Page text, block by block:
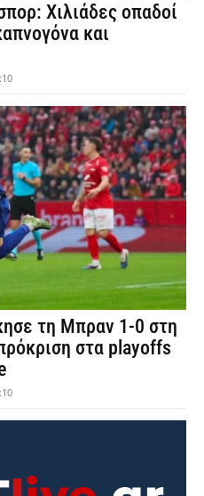
Χιλιάδες οπαδοί
και
τη Μπραν 1-0 στη
στα playoffs